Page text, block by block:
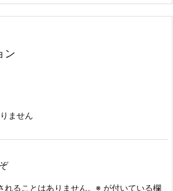
ン
ません
ることはありません。 ※ が付いている欄